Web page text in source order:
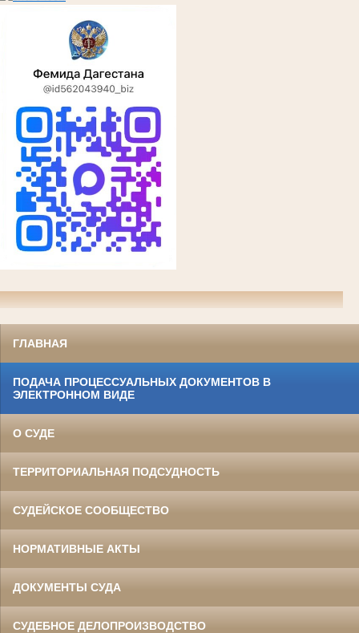
ГЛАВНАЯ
ПОДАЧА ПРОЦЕССУАЛЬНЫХ ДОКУМЕНТОВ В
ЭЛЕКТРОННОМ ВИДЕ
О СУДЕ
ТЕРРИТОРИАЛЬНАЯ ПОДСУДНОСТЬ
СУДЕЙСКОЕ СООБЩЕСТВО
НОРМАТИВНЫЕ АКТЫ
ДОКУМЕНТЫ СУДА
СУДЕБНОЕ ДЕЛОПРОИЗВОДСТВО